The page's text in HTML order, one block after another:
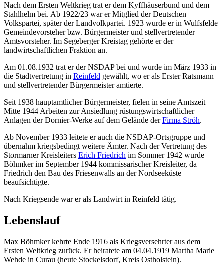
Nach dem Ersten Weltkrieg trat er dem Kyffhäuserbund und dem
Stahlhelm bei. Ab 1922/23 war er Mitglied der Deutschen
Volkspartei, später der Landvolkpartei. 1923 wurde er in Wulfsfelde
Gemeindevorsteher bzw. Bürgermeister und stellvertretender
Amtsvorsteher. Im Segeberger Kreistag gehörte er der
landwirtschaftlichen Fraktion an.
Am 01.08.1932 trat er der NSDAP bei und wurde im März 1933 in
die Stadtvertretung in Reinfeld gewählt, wo er als Erster Ratsmann
und stellvertretender Bürgermeister amtierte.
Seit 1938 hauptamtlicher Bürgermeister, fielen in seine Amtszeit
Mitte 1944 Arbeiten zur Ansiedlung rüstungswirtschaftlicher
Anlagen der Dornier-Werke auf dem Gelände derFirma Ströh.
Ab November 1933 leitete er auch die NSDAP-Ortsgruppe und
übernahm kriegsbedingt weitere Ämter. Nach der Vertretung des
Stormarner Kreisleiters Erich Friedrich im Sommer 1942 wurde
Böhmker im September 1944 kommissarischer Kreisleiter, da
Friedrich den Bau des Friesenwalls an der Nordseeküste
beaufsichtigte.
Nach Kriegsende war er als Landwirt in Reinfeld tätig.
Lebenslauf
Max Böhmker kehrte Ende 1916 als Kriegsversehrter aus dem
Ersten Weltkrieg zurück. Er heiratete am 04.04.1919 Martha Marie
Wehde in Curau (heute Stockelsdorf, Kreis Ostholstein).